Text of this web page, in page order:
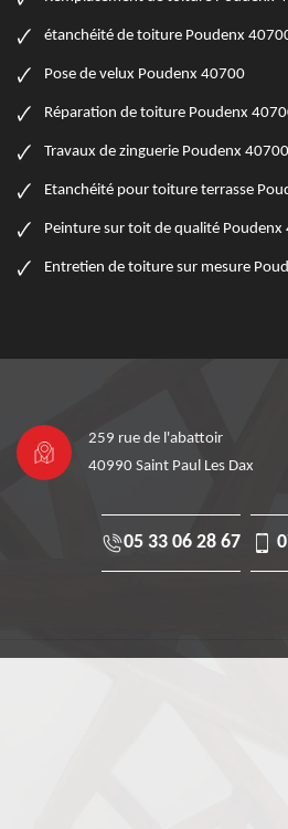
étanchéité de toiture Poudenx
Pose de velux Poudenx 40700
Réparation de toiture Poudenx
Travaux de zinguerie Poudenx 40700
Etanchéité pour toiture terrasse
Peinture sur toit de qualité Poudenx
Entretien de toiture sur mesure
259 rue de l'abattoir
40990 Saint Paul Les Dax
05 33 06 28 67